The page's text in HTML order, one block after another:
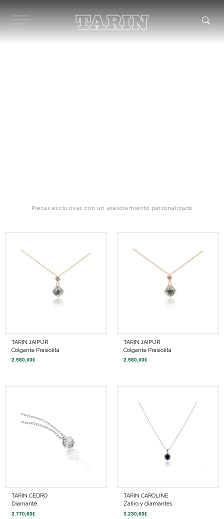
contenido
Piezas exclusivas con un asesoramiento personalizado
TARIN JAIPUR
Colgante Prasiolita
2.980,00€
TARIN JAIPUR
Colgante Prasiolita
2.980,00€
TARIN CEDRO
Diamante
2.770,00€
TARIN CAROLINE
Zafiro y diamantes
3.230,00€